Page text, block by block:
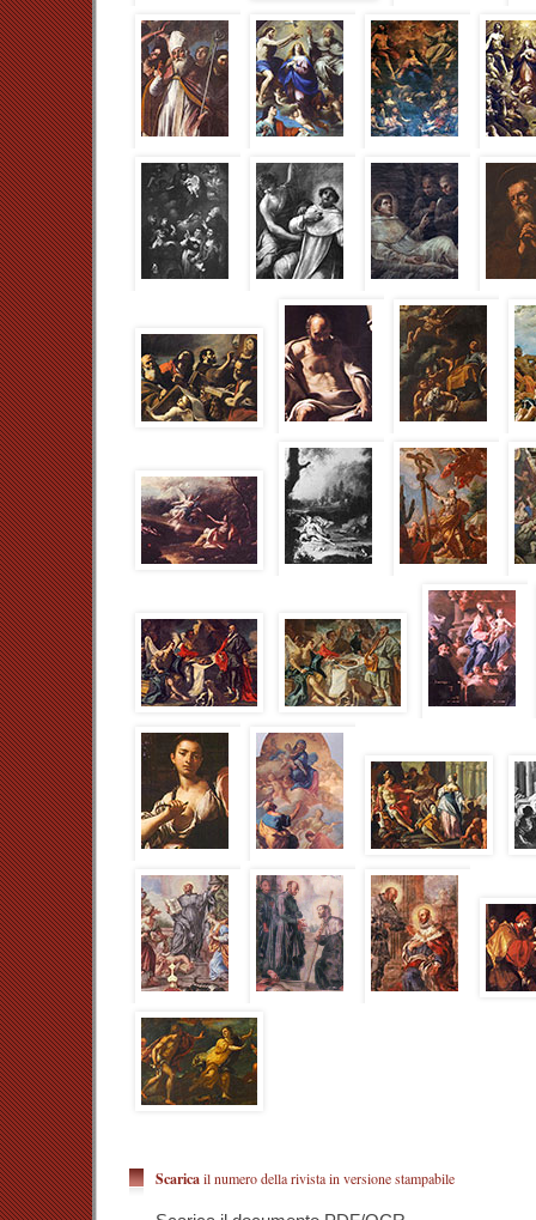
il problema della scelta stilistica, che se nel caso
consuetudine di rapporti con i pittori dell’area
presenza a Napoli (come è confermato
dell’Hovic )[9]
, nel caso della tela del
indubbia modernità, tanto più che il suo
tempo, dai responsabili del Pio Monte della
Pur senza aver la possibilità di recuperare
dell’Imparato, celebrativa dell’IHS, la sua
porla in relazione alla citata
Circoncisione
, che
identificata con la tela attualmente presso
Napoli[11] , sia con i dipinti realizzati nel
collocarsi da un lato con l’
Assunzione della
Allegoria dei Sacramenti
di
dell’Annunziata di Piedimonte Matese, l’
dall’altro con la
Trinità terrestre
(San Giuseppe
Pietro da Verona
(Napoli, chiesa di San Pietro
Considerando gli esiti dellaCirconcisione, dove il
Cristo bambino, memore di esiti del primo
Criscuolo, abbiamo un chiaro riscontro della
consolida in una formula organica e compatta
conciliare le tendenze fiamminghe di Teodoro
Barocci, pur mantenendo viva l’attenzione
decorativi.
Con il balzo conseguente alla successiva
giunto a Napoli
e prontamente sostenuto
Radulovich, la scelta in direzione del
operata da parte di quel gruppo di pittori attivi a
caravaggismo.
fronteggiare il fenomeno attraverso abili
incupimento delle forme (come il Forli, il
interesse crescente o meglio una linea
generazioni, a partire da Carlo Sellitto[15],
sulla formazione di Massimo Stanzione, Andrea
attraverso le esperienze che ne avevano
un primo tempo con la tela raffigurante le
Monte della Misericordia, la
Salomè con la testa
laCrocifissione di Sant’Andreaper il Viceré,
Museum of Art), laFlagellazioneper Tommaso
Domenico Maggiore) e quella del Museo di
Sant’Anna dei Lombardi), la
Francesco che riceve le stimmate
dipinti ancor più segnati da una cruda
Galleria Borghese) e il
Lopud e appartenente al ceto mercantile come i
capitale del Viceregno è documentata dal 1607 al
Scaricail numero della rivista in versione stampabile